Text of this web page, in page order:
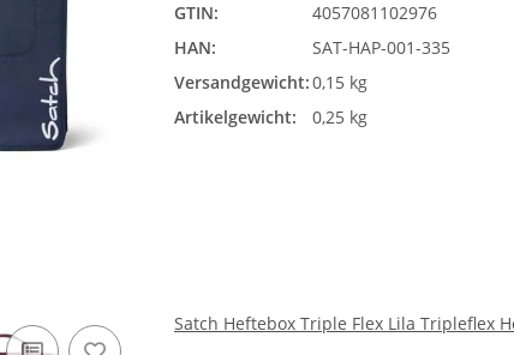
GTIN:
4057081102976
HAN:
SAT-HAP-001-335
Versandgewicht:0,15 kg
Artikelgewicht:
0,25 kg
Satch Heftebox Triple Flex Lila Tripleflex